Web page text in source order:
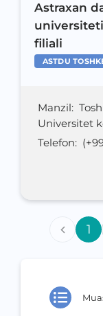
Astraxan
filiali
ASTDU
Manzil:
Universitet
Telefon:
1